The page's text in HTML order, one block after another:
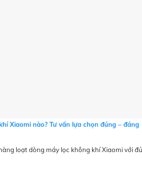
Xiaomi nào? Tư vấn lựa chọn đúng – đáng
loạt dòng máy lọc không khí Xiaomi với đủ